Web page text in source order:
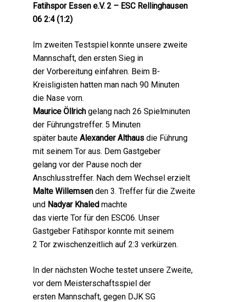
Fatihspor Essen e.V. 2 – ESC Rellinghausen
06 2:4 (1:2)
Im zweiten Testspiel konnte unsere zweite
Mannschaft, den ersten Sieg in
der Vorbereitung einfahren. Beim B-
Kreisligisten hatten man nach 90 Minuten
die Nase vorn.
Maurice Öllrich gelang nach 26 Spielminuten
der Führungstreffer. 5 Minuten
später baute Alexander Althaus die Führung
mit seinem Tor aus. Dem Gastgeber
gelang vor der Pause noch der
Anschlusstreffer. Nach dem Wechsel erzielt
Malte Willemsen den 3. Treffer für die Zweite
und Nadyar Khaled machte
das vierte Tor für den ESC06. Unser
Gastgeber Fatihspor konnte mit seinem
2 Tor zwischenzeitlich auf 2:3 verkürzen.
In der nächsten Woche testet unsere Zweite,
vor dem Meisterschaftsspiel der
ersten Mannschaft, gegen DJK SG